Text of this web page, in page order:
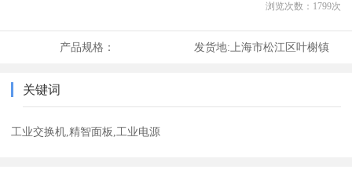
浏览次数： 1799次
产品规格： 发货地: 上海市松江区叶榭镇
关键词
工业交换机,精智面板,工业电源